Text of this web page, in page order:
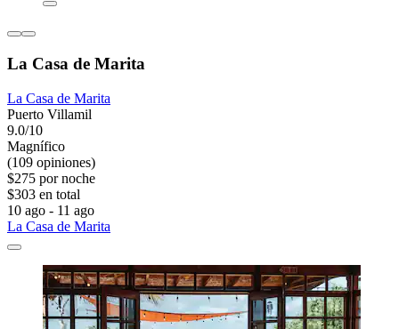
La Casa de Marita
La Casa de Marita
Puerto Villamil
9.0/10
Magnífico
(109 opiniones)
$275 por noche
$303 en total
10 ago - 11 ago
La Casa de Marita